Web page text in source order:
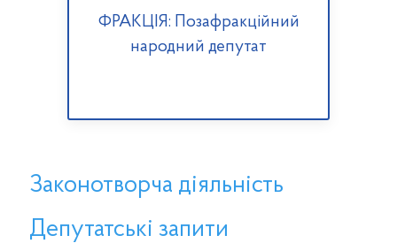
ФРАКЦІЯ: Позафракційний
народний депутат
Законотворча діяльність
Депутатські запити